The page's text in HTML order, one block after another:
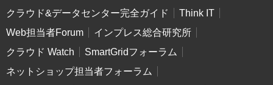
クラウド&データセンター完全ガイド
Think IT
Web担当者Forum
インプレス総合研究所
クラウド Watch
SmartGridフォーラム
ネットショップ担当者フォーラム